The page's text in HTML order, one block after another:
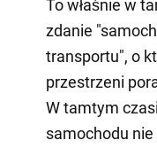
To właśnie w
zdanie
transportu", o
przestrzeni
W tamtym
samochodu